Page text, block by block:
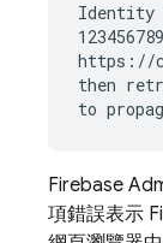
Identity
https://
then
Firebase
項錯誤表示